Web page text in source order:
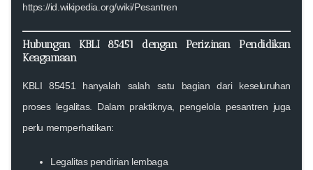
https://id.wikipedia.org/wiki/Pesantren
Hubungan KBLI 85451 dengan Perizinan Pendidikan
Keagamaan
KBLI 85451 hanyalah salah satu bagian dari keseluruhan
proses legalitas. Dalam praktiknya, pengelola pesantren juga
perlu memperhatikan:
Legalitas pendirian lembaga